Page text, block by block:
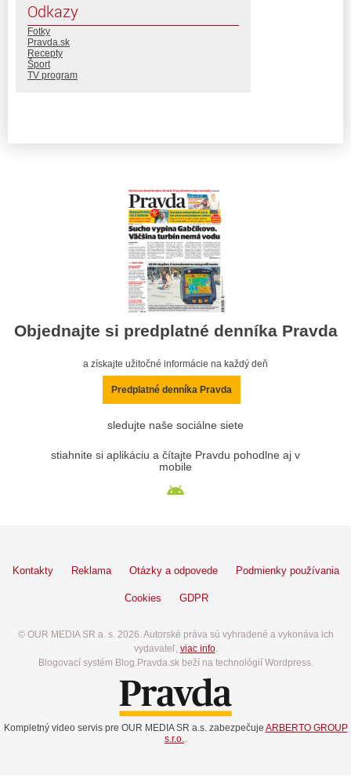
Odkazy
Fotky
Pravda.sk
Recepty
Šport
TV program
Objednajte si predplatné denníka Pravda
a získajte užitočné informácie na každý deň
Predplatné denníka Pravda
sledujte naše sociálne siete
stiahnite si aplikáciu a čítajte Pravdu pohodlne aj v
mobile
Kontakty Reklama Otázky a odpovede Podmienky používania
Cookies GDPR
© OUR MEDIA SR a. s. 2026. Autorské práva sú vyhradené a vykonáva ich
vydavateľ, viac info.
Blogovací systém Blog.Pravda.sk beží na technológií Wordpress.
Kompletný video servis pre OUR MEDIA SR a.s. zabezpečuje ARBERTO GROUP
s.r.o.